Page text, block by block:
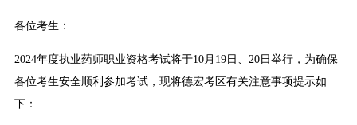
各位考生：
2024年度执业药师职业资格考试将于10月19日、20日举行，为确保
各位考生安全顺利参加考试，现将德宏考区有关注意事项提示如
下：